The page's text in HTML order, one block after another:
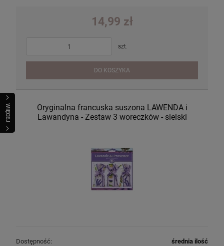
WIĘCEJ
14,99 zł
szt.
DO KOSZYKA
Oryginalna francuska suszona LAWENDA i
Lawandyna - Zestaw 3 woreczków - sielski
Dostępność:
średnia ilość